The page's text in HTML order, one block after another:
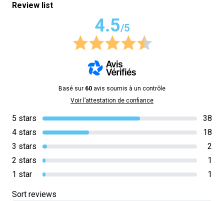
Review list
4.5/5
Basé sur 60 avis soumis à un contrôle
Voir l’attestation de confiance
5 stars
38
4 stars
18
3 stars
2
2 stars
1
1 star
1
Sort reviews